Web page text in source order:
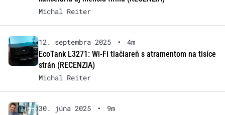
Michal Reiter
12. septembra 2025 •
4m
EcoTank L3271: Wi-Fi tlačiareň s atramentom na tisíce
strán (RECENZIA)
Michal Reiter
30. júna 2025 •
9m